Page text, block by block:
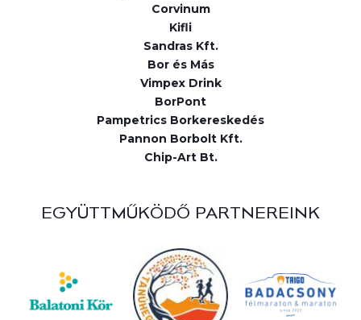
Corvinum
Kifli
Sandras Kft.
Bor és Más
Vimpex Drink
BorPont
Pampetrics Borkereskedés
Pannon Borbolt Kft.
Chip-Art Bt.
EGYÜTTMŰKÖDŐ PARTNEREINK